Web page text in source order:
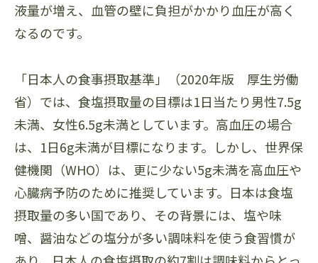
液量が増え、血管の壁に負担がかかり血圧が高く
なるのです。
「日本人の食事摂取基準」（2020年版 厚生労働
省）では、食塩摂取量の目標は1日当たり男性7.5g
未満、女性6.5g未満としています。高血圧の場合
は、1日6g未満が目標になります。しかし、世界保
健機関（WHO）は、更に少ない5g未満を高血圧や
心臓病予防のために推奨しています。日本は食塩
摂取量の多い国であり、その背景には、塩や味
噌、醤油などの塩分が多い調味料を使う食習慣が